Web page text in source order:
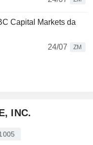
Capital Markets da
24/07
ZM
INC.